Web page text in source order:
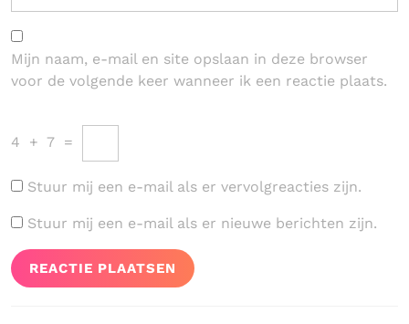
Mijn naam, e-mail en site opslaan in deze browser
voor de volgende keer wanneer ik een reactie plaats.
4 + 7 =
Stuur mij een e-mail als er vervolgreacties zijn.
Stuur mij een e-mail als er nieuwe berichten zijn.